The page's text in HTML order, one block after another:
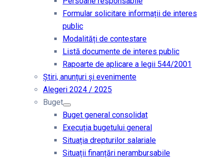
Formular solicitare informații de interes
public
Modalități de contestare
Listă documente de interes public
Rapoarte de aplicare a legii 544/2001
Știri, anunțuri și evenimente
Alegeri 2024 / 2025
Buget
Buget general consolidat
Execuția bugetului general
Situația drepturilor salariale
Situații finanțări nerambursabile